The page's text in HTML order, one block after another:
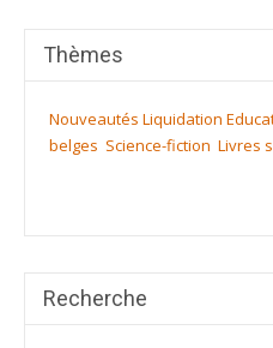
Thèmes
Nouveautés Liquidation
belges Science-fiction Livres
Recherche